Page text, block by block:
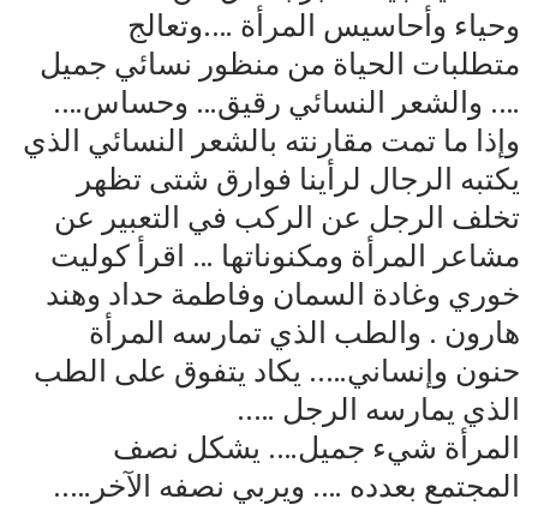
وحياء وأحاسيس المرأة ….وتعالج
متطلبات الحياة من منظور نسائي جميل
…. والشعر النسائي رقيق… وحساس….
وإذا ما تمت مقارنته بالشعر النسائي الذي
يكتبه الرجال لرأينا فوارق شتى تظهر
تخلف الرجل عن الركب في التعبير عن
مشاعر المرأة ومكنوناتها … اقرأ كوليت
خوري وغادة السمان وفاطمة حداد وهند
هارون . والطب الذي تمارسه المرأة
حنون وإنساني….. يكاد يتفوق على الطب
الذي يمارسه الرجل …..
المرأة شيء جميل…. يشكل نصف
المجتمع بعدده …. ويربي نصفه الآخر…..